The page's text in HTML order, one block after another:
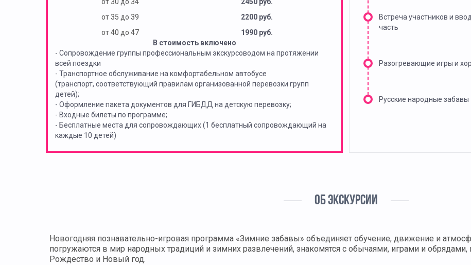
от 30 до 34
2450 руб.
от 35 до 39
2200 руб.
от 40 до 47
1990 руб.
В стоимость включено
- Сопровождение группы профессиональным экскурсоводом на протяжении
всей поездки
- Транспортное обслуживание на комфортабельном автобусе
(транспорт, соответствующий правилам организованной перевозки групп
детей);
- Оформление пакета документов для ГИБДД на детскую перевозку;
- Входные билеты по программе;
- Бесплатные места для сопровождающих (1 бесплатный сопровождающий на
каждые 10 детей)
Встреча участников и
часть
Разогревающие игры и
Русские народные забавы
ОБ ЭКСКУРСИИ
Новогодняя познавательно-игровая программа «Зимние забавы» объединяет обучение, движение и
погружаются в мир народных традиций и зимних развлечений, знакомятся с обычаями, играми и
Рождество и Новый год.